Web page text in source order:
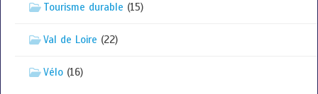
Tourisme durable (15)
Val de Loire (22)
Vélo (16)